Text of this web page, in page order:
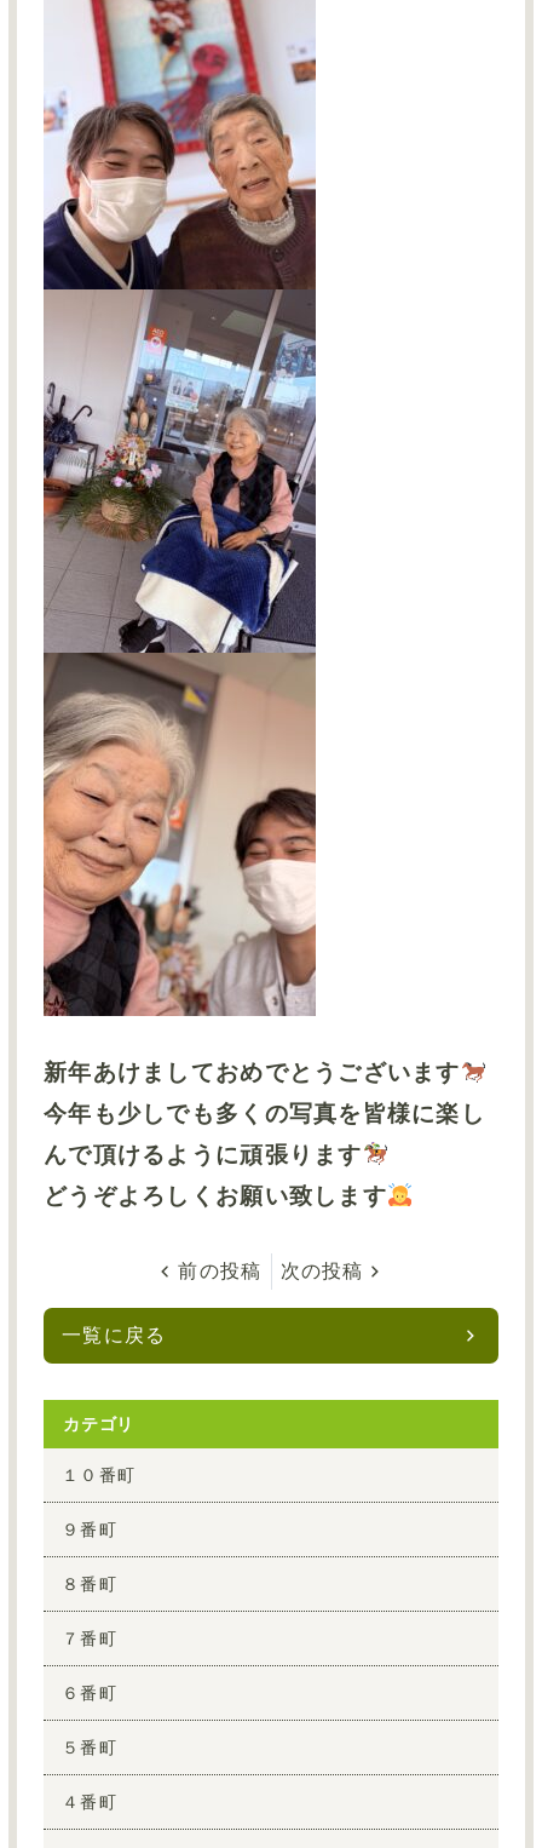
新年あけましておめでとうございます
今年も少しでも多くの写真を皆様に楽し
んで頂けるように頑張ります
どうぞよろしくお願い致します
前の投稿 次の投稿
一覧に戻る
カテゴリ
１０番町
９番町
８番町
７番町
６番町
５番町
４番町